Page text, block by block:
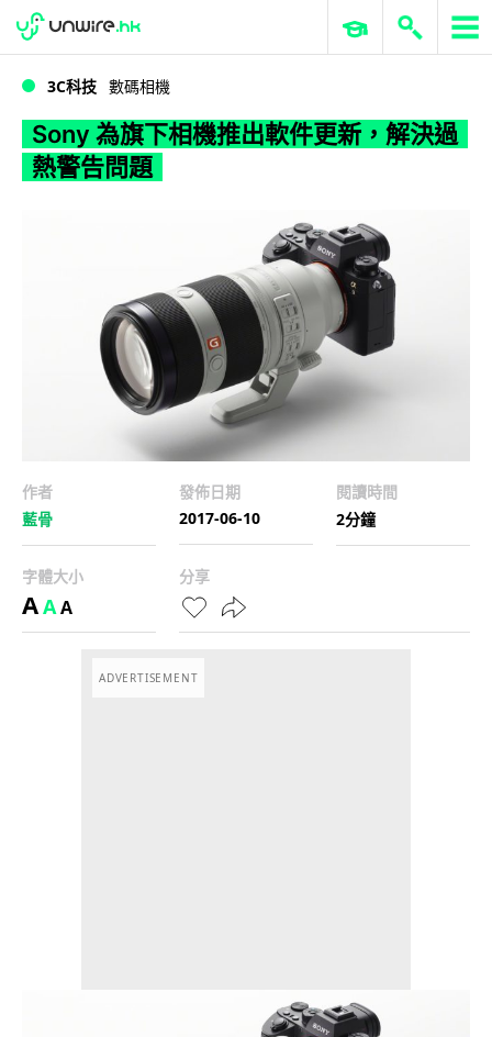
WWDC 2026 ERP 與商業 AI
3C科技 數碼相機
Sony 為旗下相機推出軟件更新，解決過
熱警告問題
作者
藍骨
發佈日期
2017-06-10
閱讀時間
2分鐘
字體大小
AAA
分享
ADVERTISEMENT